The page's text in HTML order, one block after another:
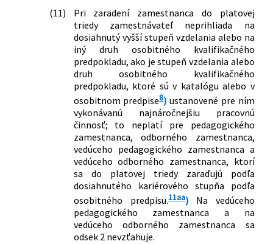
(11)
Pri zaradení zamestnanca do platovej
triedy zamestnávateľ neprihliada na
dosiahnutý vyšší stupeň vzdelania alebo na
iný druh osobitného kvalifikačného
predpokladu, ako je stupeň vzdelania alebo
druh osobitného kvalifikačného
predpokladu, ktoré sú v katalógu alebo v
osobitnom predpise8) ustanovené pre ním
vykonávanú najnáročnejšiu pracovnú
činnosť; to neplatí pre pedagogického
zamestnanca, odborného zamestnanca,
vedúceho pedagogického zamestnanca a
vedúceho odborného zamestnanca, ktorí
sa do platovej triedy zaraďujú podľa
dosiahnutého kariérového stupňa podľa
osobitného predpisu.11aa)Na vedúceho
pedagogického zamestnanca a na
vedúceho odborného zamestnanca sa
odsek 2 nevzťahuje.